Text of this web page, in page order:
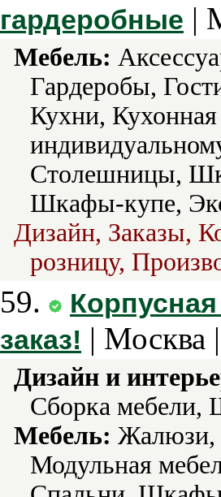
гардеробные |
Мебель:
Гардеробы,
Кухни,
Столешницы,
Шкафы-купе,
Дизайн, Заказы,
розницу,
59.
заказ! | Москва
Дизайн и
Сборка
Мебель: Жалюзи,
Модульная